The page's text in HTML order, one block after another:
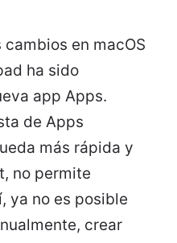
en macOS
ha sido
app Apps.
de Apps
más rápida y
no permite
ya no es posible
crear